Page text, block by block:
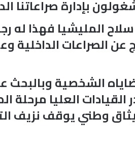
بإدارة صراعاتنا
سلاح المليشيا فهذا
عن الصراعات
الشخصية
العليا
وطني يوقف نزيف